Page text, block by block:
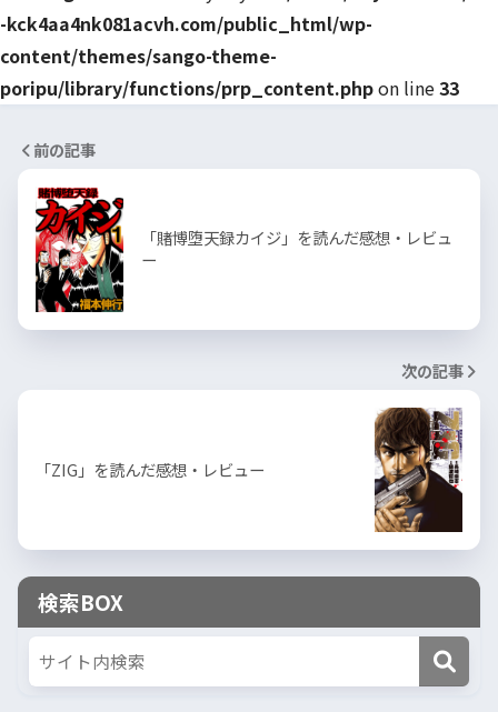
-kck4aa4nk081acvh.com/public_html/wp-
content/themes/sango-theme-
poripu/library/functions/prp_content.phpon line33
前の記事
「賭博堕天録カイジ」を読んだ感想・レビュ
ー
次の記事
「ZIG」を読んだ感想・レビュー
検索BOX